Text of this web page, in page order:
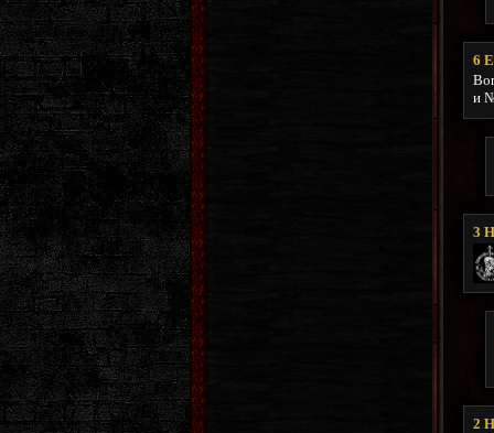
6
и
3
2